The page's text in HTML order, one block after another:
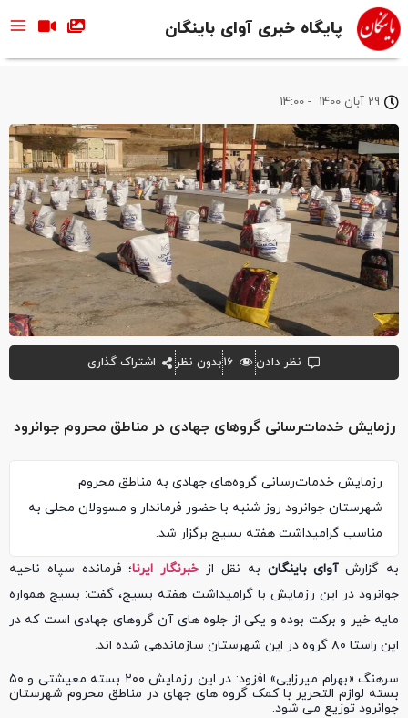
پایگاه خبری آوای باینگان
رزمایش خدمات‌رسانی گروهای جهادی در مناطق محروم جوانرود
رزمایش خدمات‌رسانی گروه‌های جهادی به مناطق محروم
شهرستان جوانرود روز شنبه با حضور فرماندار و مسوولان محلی به
مناسب گرامیداشت هفته بسیج برگزار شد.
29 آبان 1400 -
14:00
نظر دادن ۱۶بدون نظر اشتراک گذاری
به گزارشآوای باینگان به نقل از خبرنگار ایرنا؛ فرمانده سپاه ناحیه
جوانرود در این رزمایش با گرامیداشت هفته بسیج، گفت: بسیج همواره
مایه خیر و برکت بوده و یکی از جلوه های آن گروهای جهادی است که در
این راستا ۸۰ گروه در این شهرستان سازماندهی شده اند.
سرهنگ «بهرام میرزایی» افزود: در این رزمایش ۲۰۰ بسته معیشتی و ۵۰
بسته لوازم التحریر با کمک گروه های جهای در مناطق محروم شهرستان
جوانرود توزیع می شود.